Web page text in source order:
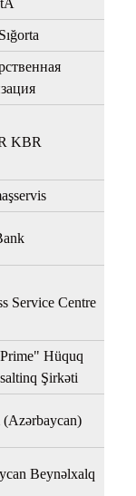
KBR
Service Centre
Hüquq
Şirkəti
Beynəlxalq